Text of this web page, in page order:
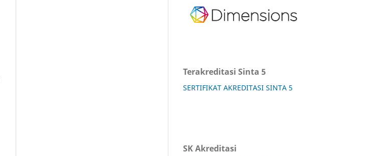
Terakreditasi Sinta 5
SERTIFIKAT AKREDITASI SINTA 5
SK Akreditasi